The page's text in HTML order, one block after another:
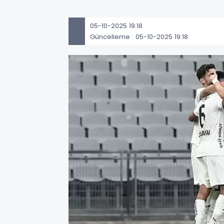
05-10-2025 19:18
Güncelleme : 05-10-2025 19:18